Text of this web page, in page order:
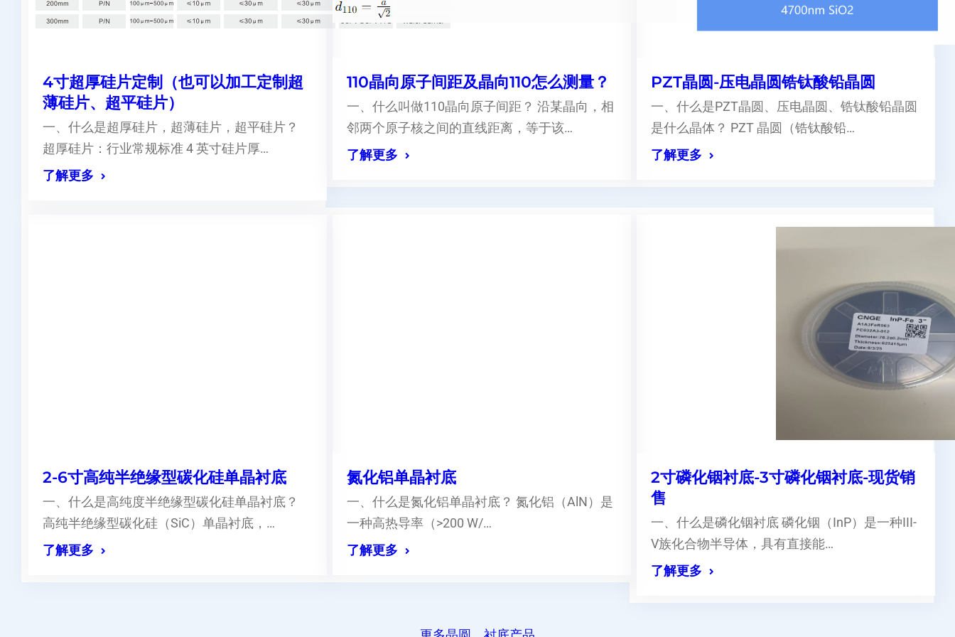
4寸超厚硅片定制（也可以加工定制超
薄硅片、超平硅片）
一、什么是超厚硅片，超薄硅片，超平硅片？
超厚硅片：行业常规标准 4 英寸硅片厚…
了解更多
110晶向原子间距及晶向110怎么测量？
一、什么叫做110晶向原子间距？ 沿某晶向，相
邻两个原子核之间的直线距离，等于该…
了解更多
PZT晶圆-压电晶圆锆钛酸铅晶圆
一、什么是PZT晶圆、压电晶圆、锆钛酸铅晶圆
是什么晶体？ PZT 晶圆（锆钛酸铅…
了解更多
2-6寸高纯半绝缘型碳化硅单晶衬底
一、什么是高纯度半绝缘型碳化硅单晶衬底？
高纯半绝缘型碳化硅（SiC）单晶衬底，…
了解更多
氮化铝单晶衬底
一、什么是氮化铝单晶衬底？ 氮化铝（AlN）是
一种高热导率（>200 W/…
了解更多
2寸磷化铟衬底-3寸磷化铟衬底-现货销
售
一、什么是磷化铟衬底 磷化铟（InP）是一种III-
V族化合物半导体，具有直接能…
了解更多